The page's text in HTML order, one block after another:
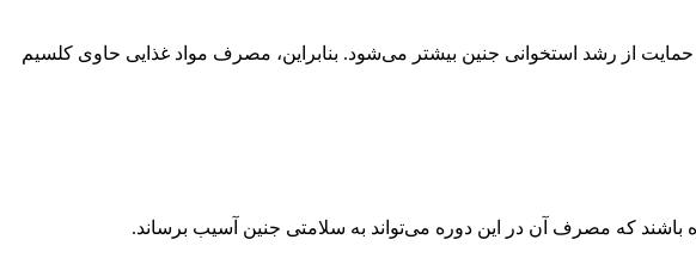
از رشد استخوانی جنین بیشتر می‌شود. بنابراین، مصرف مواد غذایی حاوی کلسیم